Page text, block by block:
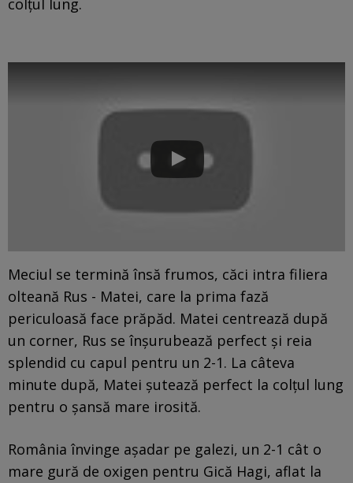
Meciul se termină însă frumos, căci intra filiera
olteană Rus - Matei, care la prima fază
periculoasă face prăpăd. Matei centrează după
un corner, Rus se înșurubează perfect și reia
splendid cu capul pentru un 2-1. La câteva
minute după, Matei șutează perfect la colțul lung
pentru o șansă mare irosită.
România învinge așadar pe galezi, un 2-1 cât o
mare gură de oxigen pentru Gică Hagi, aflat la